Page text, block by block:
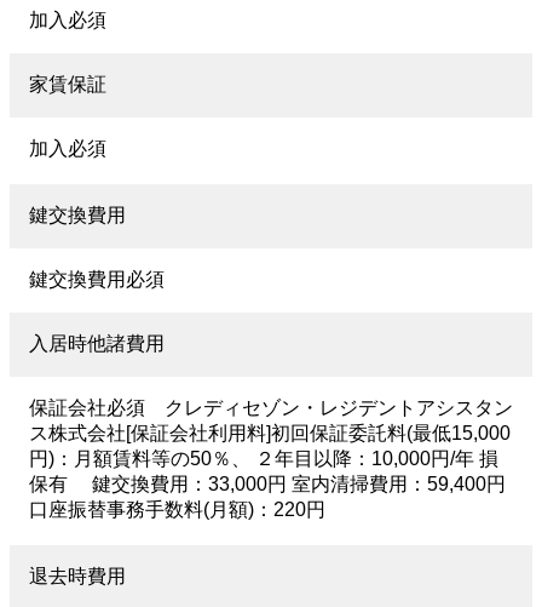
加入必須
家賃保証
加入必須
鍵交換費用
鍵交換費用必須
入居時他諸費用
保証会社必須 クレディセゾン・レジデントアシスタン
ス株式会社[保証会社利用料]初回保証委託料(最低15,000
円)：月額賃料等の50％、 ２年目以降：10,000円/年 損
保有 鍵交換費用：33,000円 室内清掃費用：59,400円
口座振替事務手数料(月額)：220円
退去時費用